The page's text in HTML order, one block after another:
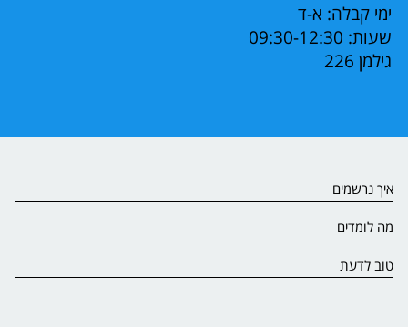
ימי קבלה: א-ד
שעות: 09:30-12:30
גילמן 226
איך נרשמים
מה לומדים
טוב לדעת